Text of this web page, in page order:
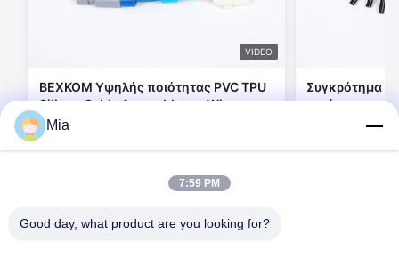
VIDEO
BEXKOM Υψηλής ποιότητας PVC TPU
Silicon Cable Assembly και Wire
Harness με γρήγορη παράδοση και
δωρεάν σχεδιασμό εργαλείων
Συγκρότημα
ποιότητας
σύνδεσμο
Mia
7:59 PM
Good day, what product are you looking for?